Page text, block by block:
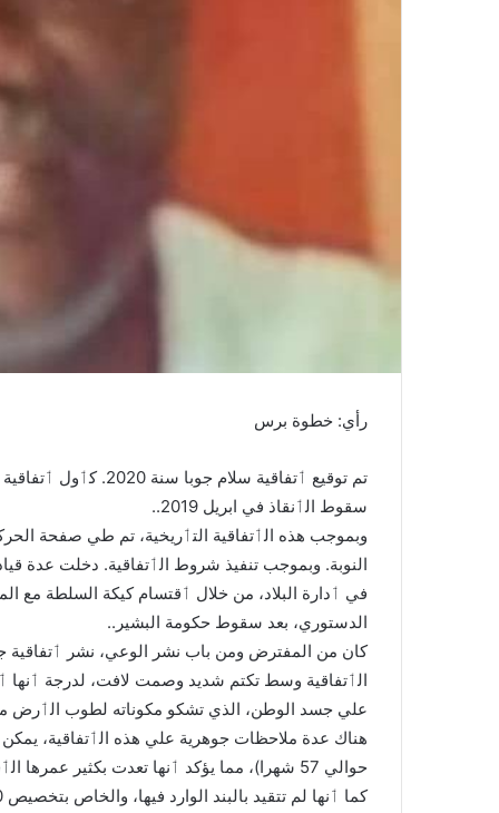
رأي: خطوة برس
تم توقيع ٲتفاقية
سقوط الٲنقاذ في ابريل 2019..
وبموجب هذه الٲتفاقية التٲريخية، تم طي صفحة
النوبة. وبموجب تنفيذ شروط الٲتفاقية. دخلت عدة
في ٲدارة البلاد، من خلال ٲقتسام كيكة السلطة مع
الدستوري، بعد سقوط حكومة البشير..
كان من المفترض ومن باب نشر الوعي، نشر ٲتفاقية
الٲتفاقية وسط تكتم شديد وصمت لافت، لدرجة ٲنها
علي جسد الوطن، الذي تشكو مكوناته لطوب الٲرض
هناك عدة ملاحظات جوهرية علي هذه الٲتفاقية،
حوالي 57 شهرا)، مما يؤكد ٲنها تعدت بكثير عمرها الٲفتراضي المحدد ب (39) شهرا.